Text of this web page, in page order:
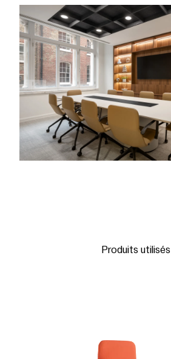
Produits utilisés